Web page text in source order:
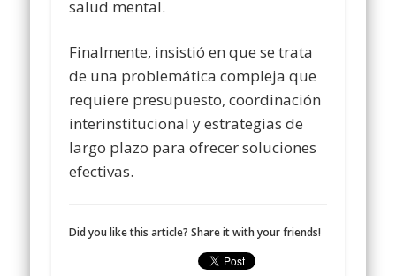
salud mental.
Finalmente, insistió en que se trata
de una problemática compleja que
requiere presupuesto, coordinación
interinstitucional y estrategias de
largo plazo para ofrecer soluciones
efectivas.
Did you like this article? Share it with your friends!